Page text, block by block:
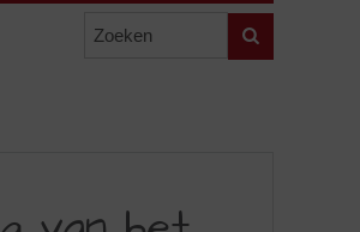
Zoeken